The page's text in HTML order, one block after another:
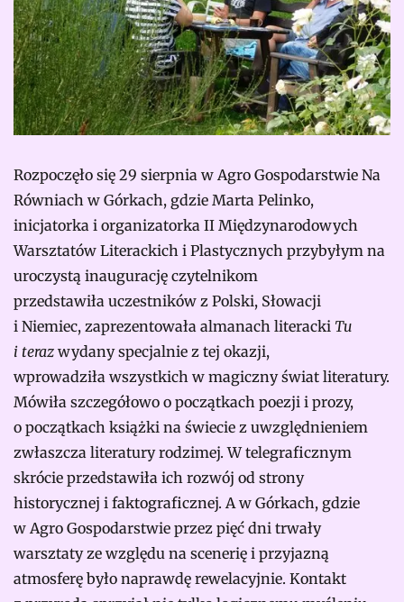
Rozpoczęło się 29 sierpnia w Agro Gospodarstwie Na
Równiach w Górkach, gdzie Marta Pelinko,
inicjatorka i organizatorka II Międzynarodowych
Warsztatów Literackich i Plastycznych przybyłym na
uroczystą inaugurację czytelnikom
przedstawiła uczestników z Polski, Słowacji
i Niemiec, zaprezentowała almanach literacki Tu
i teraz wydany specjalnie z tej okazji,
wprowadziła wszystkich w magiczny świat literatury.
Mówiła szczegółowo o początkach poezji i prozy,
o początkach książki na świecie z uwzględnieniem
zwłaszcza literatury rodzimej. W telegraficznym
skrócie przedstawiła ich rozwój od strony
historycznej i faktograficznej. A w Górkach, gdzie
w Agro Gospodarstwie przez pięć dni trwały
warsztaty ze względu na scenerię i przyjazną
atmosferę było naprawdę rewelacyjnie. Kontakt